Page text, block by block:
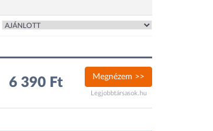
6 390 Ft Megnézem >>
Legjobbtársasok.hu